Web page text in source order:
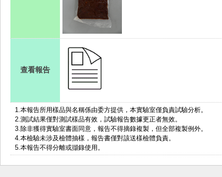
查看報告
1.本報告所用樣品與名稱係由委方提供，本實驗室僅負責試驗分析。
2.測試結果僅對測試樣品有效，試驗報告數據更正者無效。
3.除非獲得實驗室書面同意，報告不得摘錄複製，但全部複製例外。
4.本檢驗未涉及檢體抽樣，報告書僅對該送樣檢體負責。
5.本報告不得分離或擷錄使用。